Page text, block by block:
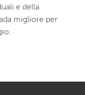
e della
migliore per